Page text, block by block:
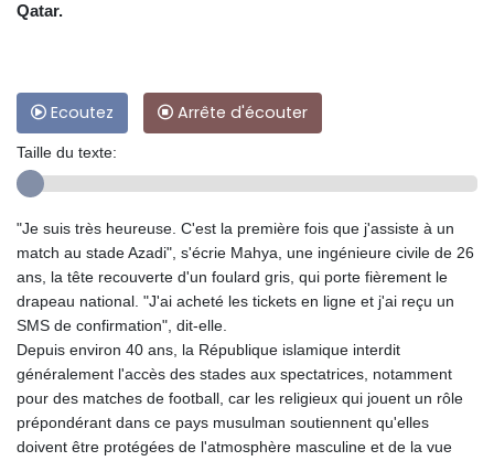
Qatar.
Ecoutez Arrête d'écouter
Taille du texte:
"Je suis très heureuse. C'est la première fois que j'assiste à un
match au stade Azadi", s'écrie Mahya, une ingénieure civile de 26
ans, la tête recouverte d'un foulard gris, qui porte fièrement le
drapeau national. "J'ai acheté les tickets en ligne et j'ai reçu un
SMS de confirmation", dit-elle.
Depuis environ 40 ans, la République islamique interdit
généralement l'accès des stades aux spectatrices, notamment
pour des matches de football, car les religieux qui jouent un rôle
prépondérant dans ce pays musulman soutiennent qu'elles
doivent être protégées de l'atmosphère masculine et de la vue